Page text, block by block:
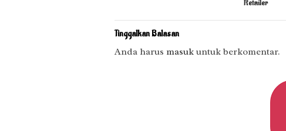
Retailer
Tinggalkan Balasan
Anda harus masuk untuk berkomentar.